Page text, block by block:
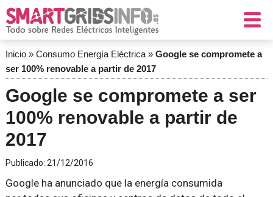
Inicio» Consumo Energía Eléctrica» Google se compromete a
ser 100% renovable a partir de 2017
Google se compromete a ser
100% renovable a partir de
2017
Publicado: 21/12/2016
Google ha anunciado que la energía consumida